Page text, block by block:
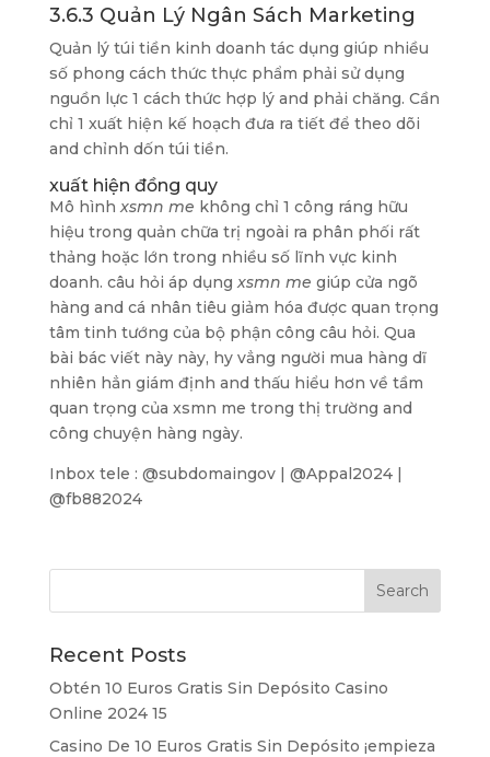
3.6.3 Quản Lý Ngân Sách Marketing
Quản lý túi tiền kinh doanh tác dụng giúp nhiều
số phong cách thức thực phẩm phải sử dụng
nguồn lực 1 cách thức hợp lý and phải chăng. Cần
chỉ 1 xuất hiện kế hoạch đưa ra tiết để theo dõi
and chỉnh dốn túi tiền.
xuất hiện đồng quy
Mô hìnhxsmn me không chỉ 1 công ráng hữu
hiệu trong quản chữa trị ngoài ra phân phối rất
thảng hoặc lớn trong nhiều số lĩnh vực kinh
doanh. câu hỏi áp dụngxsmn me giúp cửa ngõ
hàng and cá nhân tiêu giảm hóa được quan trọng
tâm tinh tướng của bộ phận công câu hỏi. Qua
bài bác viết này này, hy vẳng người mua hàng dĩ
nhiên hẳn giám định and thấu hiểu hơn về tầm
quan trọng của xsmn me trong thị trường and
công chuyện hàng ngày.
Inbox tele : @subdomaingov | @Appal2024 |
@fb882024
Recent Posts
Obtén 10 Euros Gratis Sin Depósito Casino
Online 2024 15
Casino De 10 Euros Gratis Sin Depósito ¡empieza